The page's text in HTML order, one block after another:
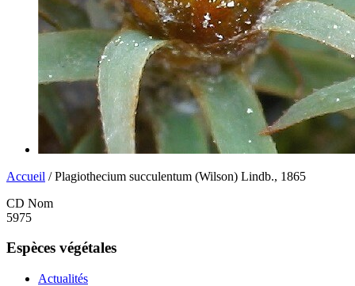
Accueil / Plagiothecium succulentum (Wilson) Lindb., 1865
CD Nom
5975
Espèces végétales
Actualités